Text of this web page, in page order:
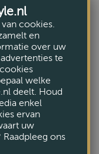
cookies.
en
over uw
te
welke
deelt. Houd
enkel
ervan
uw
ons